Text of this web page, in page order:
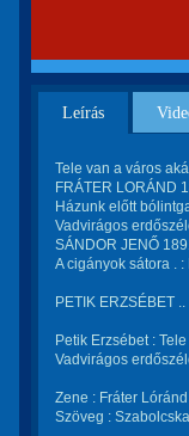
Leírás
Tele van a város
FRÁTER LORÁND
Házunk előtt
Vadvirágos
SÁNDOR JENŐ
A cigányok sátora .
PETIK ERZSÉBET ..
Petik Erzsébet :
Vadvirágos
Zene : Fráter
Szöveg :